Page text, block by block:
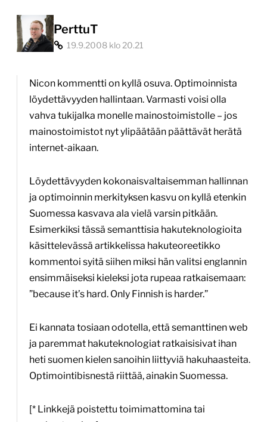
PerttuT
19.9.2008 klo 20.21
Nicon kommentti on kyllä osuva. Optimoinnista
löydettävyyden hallintaan. Varmasti voisi olla
vahva tukijalka monelle mainostoimistolle – jos
mainostoimistot nyt ylipäätään päättävät herätä
internet-aikaan.
Löydettävyyden kokonaisvaltaisemman hallinnan
ja optimoinnin merkityksen kasvu on kyllä etenkin
Suomessa kasvava ala vielä varsin pitkään.
Esimerkiksi tässä semanttisia hakuteknologioita
käsittelevässä artikkelissa hakuteoreetikko
kommentoi syitä siihen miksi hän valitsi englannin
ensimmäiseksi kieleksi jota rupeaa ratkaisemaan:
”because it’s hard. Only Finnish is harder.”
Ei kannata tosiaan odotella, että semanttinen web
ja paremmat hakuteknologiat ratkaisisivat ihan
heti suomen kielen sanoihin liittyviä hakuhaasteita.
Optimointibisnestä riittää, ainakin Suomessa.
[* Linkkejä poistettu toimimattomina tai